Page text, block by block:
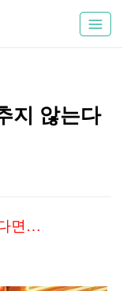
지 않는다
면…